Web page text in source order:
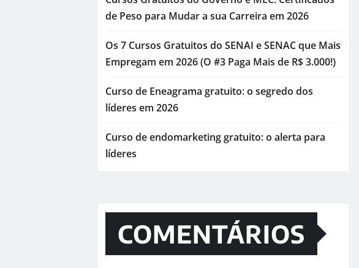
de Peso para Mudar a sua Carreira em 2026
Os 7 Cursos Gratuitos do SENAI e SENAC que Mais
Empregam em 2026 (O #3 Paga Mais de R$ 3.000!)
Curso de Eneagrama gratuito: o segredo dos
líderes em 2026
Curso de endomarketing gratuito: o alerta para
líderes
COMENTÁRIOS